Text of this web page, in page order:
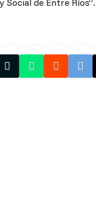
de Entre Ríos”.